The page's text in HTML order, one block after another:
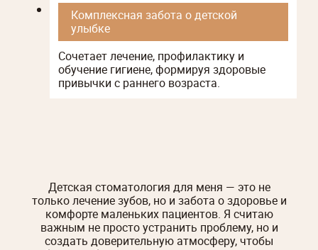
Комплексная забота о детской
улыбке
Сочетает лечение, профилактику и
обучение гигиене, формируя здоровые
привычки с раннего возраста.
Детская стоматология для меня — это не
только лечение зубов, но и забота о здоровье и
комфорте маленьких пациентов. Я считаю
важным не просто устранить проблему, но и
создать доверительную атмосферу, чтобы